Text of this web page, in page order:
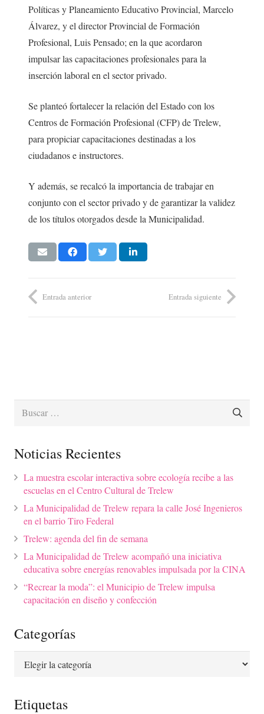
Políticas y Planeamiento Educativo Provincial, Marcelo
Álvarez, y el director Provincial de Formación
Profesional, Luis Pensado; en la que acordaron
impulsar las capacitaciones profesionales para la
inserción laboral en el sector privado.
Se planteó fortalecer la relación del Estado con los
Centros de Formación Profesional (CFP) de Trelew,
para propiciar capacitaciones destinadas a los
ciudadanos e instructores.
Y además, se recalcó la importancia de trabajar en
conjunto con el sector privado y de garantizar la validez
de los títulos otorgados desde la Municipalidad.
Entrada anterior Entrada siguiente
Buscar:
Noticias Recientes
La muestra escolar interactiva sobre ecología recibe a las
escuelas en el Centro Cultural de Trelew
La Municipalidad de Trelew repara la calle José Ingenieros
en el barrio Tiro Federal
Trelew: agenda del fin de semana
La Municipalidad de Trelew acompañó una iniciativa
educativa sobre energías renovables impulsada por la CINA
“Recrear la moda”: el Municipio de Trelew impulsa
capacitación en diseño y confección
Categorías
Etiquetas